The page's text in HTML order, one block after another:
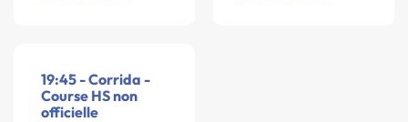
19:45 - Corrida -
Course HS non
officielle